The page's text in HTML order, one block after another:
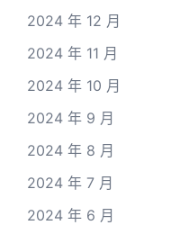
2024 年 12 月
2024 年 11 月
2024 年 10 月
2024 年 9 月
2024 年 8 月
2024 年 7 月
2024 年 6 月